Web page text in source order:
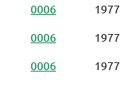
0006 1977
0006
1977
0006
1977